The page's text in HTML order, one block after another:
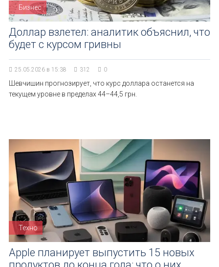
Бизнес
Доллар взлетел: аналитик объяснил, что
будет с курсом гривны
25.05.2026 в 15:38 312 0
Шевчишин прогнозирует, что курс доллара останется на
текущем уровне в пределах 44–44,5 грн.
Техно
Apple планирует выпустить 15 новых